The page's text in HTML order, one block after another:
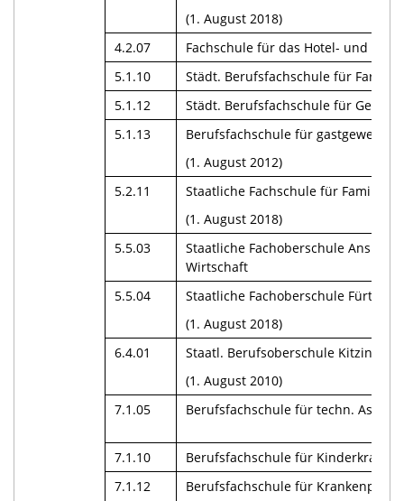
(1. August 2018)
4.2.07
Fachschule für das Hotel- und
5.1.10
Städt. Berufsfachschule für Farb-
5.1.12
Städt. Berufsfachschule für
5.1.13
Berufsfachschule für
(1. August 2012)
5.2.11
Staatliche Fachschule für
(1. August 2018)
5.5.03
Staatliche Fachoberschule
Wirtschaft
5.5.04
Staatliche Fachoberschule Fürth –
(1. August 2018)
6.4.01
Staatl. Berufsoberschule Kitzingen
(1. August 2010)
7.1.05
Berufsfachschule für techn.
7.1.10
Berufsfachschule für
7.1.12
Berufsfachschule für